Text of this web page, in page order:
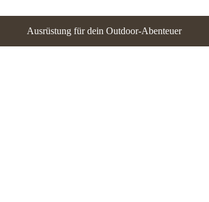
Ausrüstung für dein Outdoor-Abenteuer